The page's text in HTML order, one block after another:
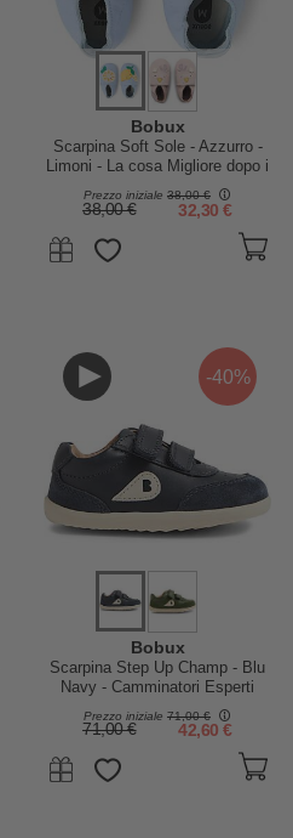
Bobux
Scarpina Soft Sole - Azzurro -
Limoni - La cosa Migliore dopo i
Prezzo iniziale 38,00 €
38,00 € 32,30 €
-40%
Bobux
Scarpina Step Up Champ - Blu
Navy - Camminatori Esperti
Prezzo iniziale 71,00 €
71,00 € 42,60 €